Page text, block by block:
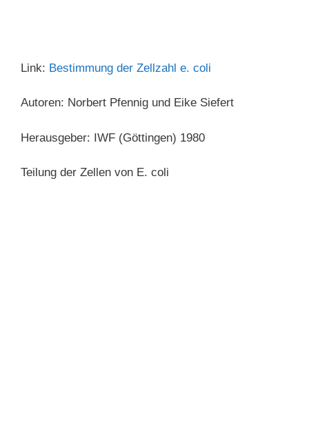
Link: Bestimmung der Zellzahl e. coli
Autoren: Norbert Pfennig und Eike Siefert
Herausgeber: IWF (Göttingen) 1980
Teilung der Zellen von E. coli